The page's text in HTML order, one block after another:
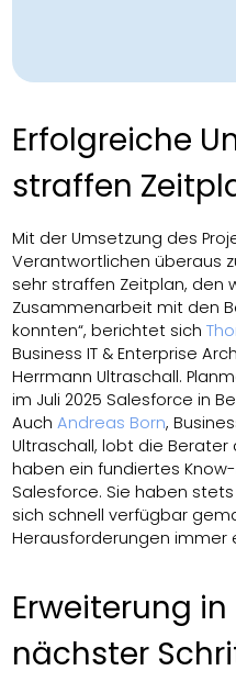
Erfolgreiche
straffen
Mit der Umsetzung des
Verantwortlichen überaus
sehr straffen Zeitplan, den
Zusammenarbeit mit den
konnten“, berichtet sich
Business IT & Enterprise
Herrmann Ultraschall.
im Juli 2025 Salesforce in
AuchAndreas Born,
Ultraschall, lobt die Berater
haben ein fundiertes
Salesforce. Sie haben
sich schnell verfügbar
Herausforderungen immer
Erweiterung
nächster